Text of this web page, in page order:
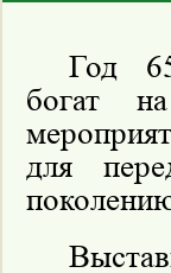
Год
богат
для